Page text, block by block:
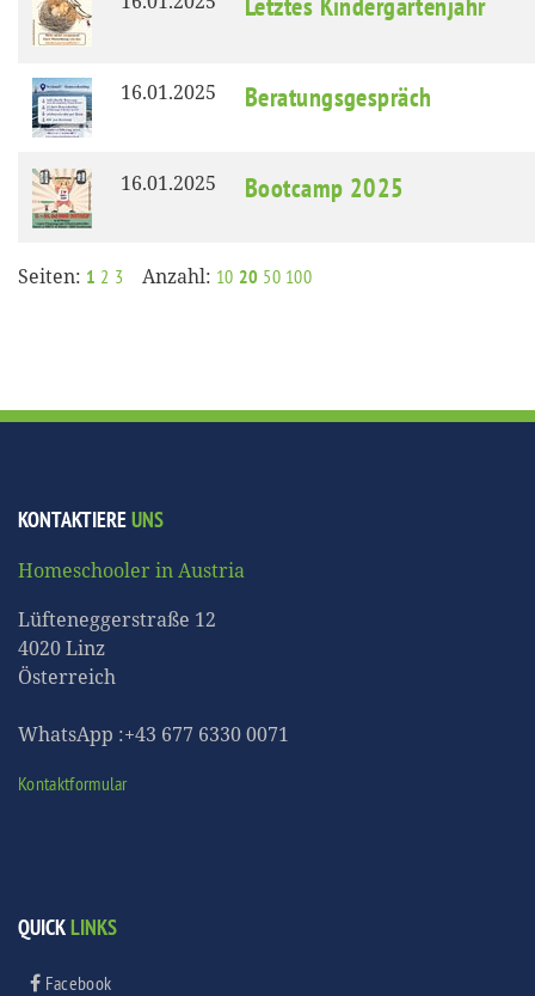
16.01.2025 Beratungsgespräch
16.01.2025 Bootcamp 2025
Seiten: 1 2 3Anzahl: 10 20 50 100
KONTAKTIEREUNS
Homeschooler in Austria
Lüfteneggerstraße 12
4020 Linz
Österreich
WhatsApp :+43 677 6330 0071
Kontaktformular
QUICKLINKS
Facebook